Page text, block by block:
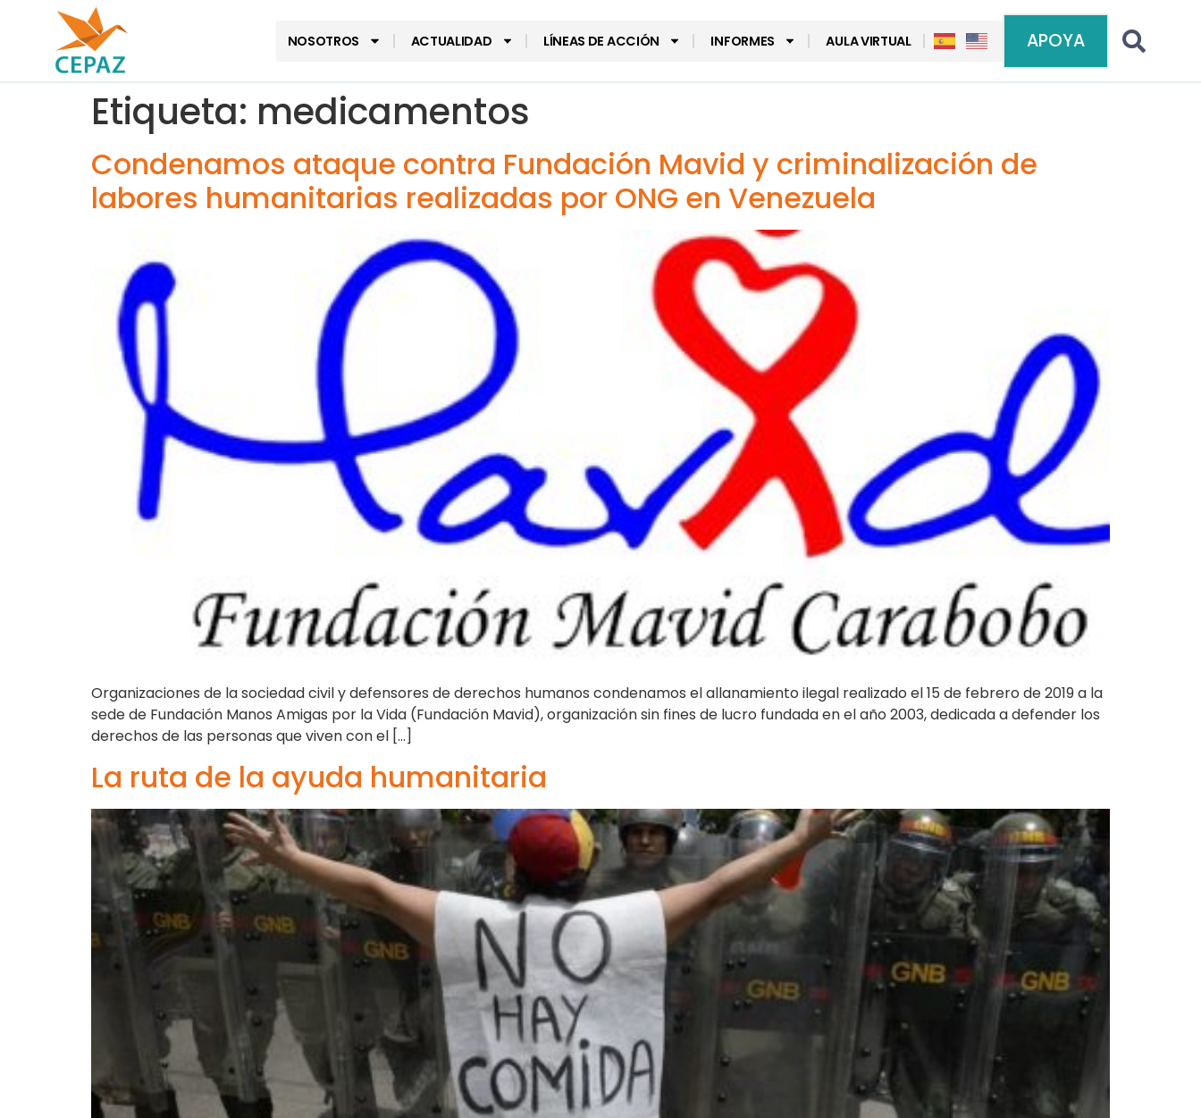
NOSOTROS ACTUALIDAD LÍNEAS DE ACCIÓN INFORMES AULA VIRTUAL APOYA
Etiqueta: medicamentos
Condenamos ataque contra Fundación Mavid y criminalización de
labores humanitarias realizadas por ONG en Venezuela
Organizaciones de la sociedad civil y defensores de derechos humanos condenamos el allanamiento ilegal realizado el 15 de febrero de 2019 a la
sede de Fundación Manos Amigas por la Vida (Fundación Mavid), organización sin fines de lucro fundada en el año 2003, dedicada a defender los
derechos de las personas que viven con el […]
La ruta de la ayuda humanitaria